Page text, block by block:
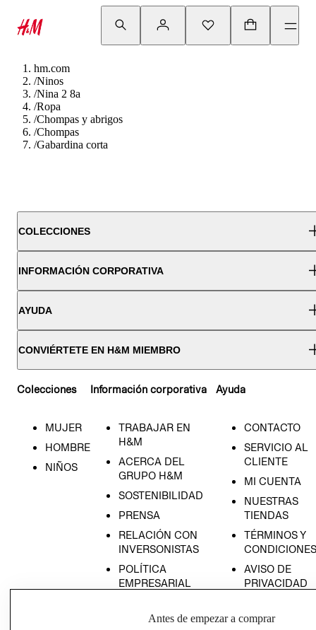
hm.com
/Ninos
/Nina 2 8a
/Ropa
/Chompas y abrigos
/Chompas
/Gabardina corta
COLECCIONES
INFORMACIÓN CORPORATIVA
AYUDA
CONVIÉRTETE EN H&M MIEMBRO
Colecciones
MUJER
HOMBRE
NIÑOS
Información corporativa
TRABAJAR EN
H&M
ACERCA DEL
GRUPO H&M
SOSTENIBILIDAD
PRENSA
RELACIÓN CON
INVERSONISTAS
POLÍTICA
EMPRESARIAL
Ayuda
CONTACTO
SERVICIO AL
CLIENTE
MI CUENTA
NUESTRAS
TIENDAS
TÉRMINOS Y
CONDICIONES
AVISO DE
PRIVACIDAD
AVISO DE
Antes de empezar a comprar